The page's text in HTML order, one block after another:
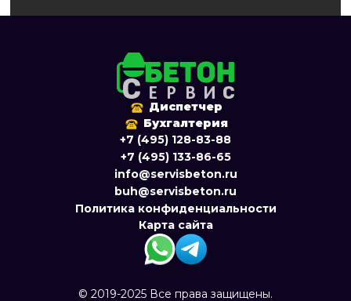
Диспетчер
Бухгалтерия
+7 (495) 128-83-88
+7 (495) 133-86-65
info@servisbeton.ru
buh@servisbeton.ru
Политика конфиденциальности
Карта сайта
© 2019-2025 Все права защищены.